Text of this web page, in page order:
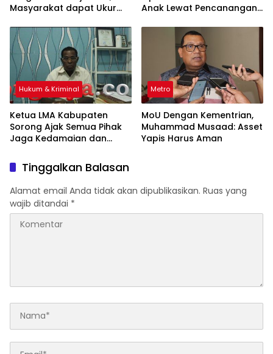
Masyarakat dapat Ukur
Anak Lewat Pencanangan
Hukum & Kriminal
Ketua LMA Kabupaten
Sorong Ajak Semua Pihak
Jaga Kedamaian dan
Metro
MoU Dengan Kementrian,
Muhammad Musaad: Asset
Yapis Harus Aman
Tinggalkan Balasan
Alamat email Anda tidak akan dipublikasikan. Ruas yang
wajib ditandai *